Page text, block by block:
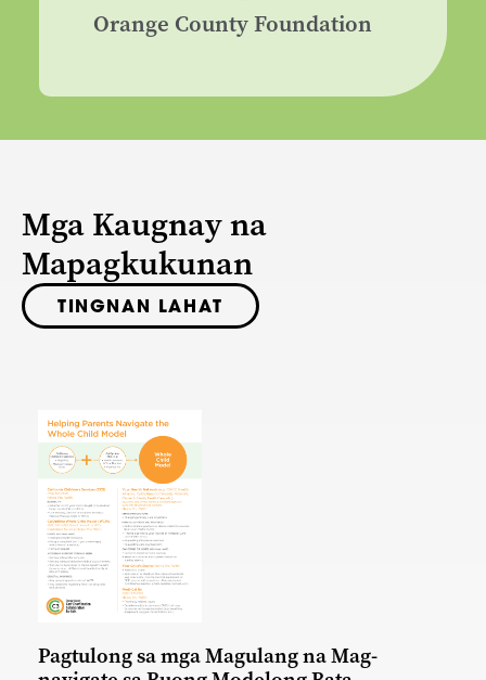
Orange County Foundation
Mga Kaugnay na
Mapagkukunan
TINGNAN LAHAT
Pagtulong sa mga Magulang na Mag-